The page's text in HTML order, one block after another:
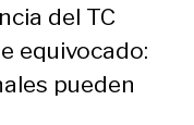
del TC
equivocado:
pueden